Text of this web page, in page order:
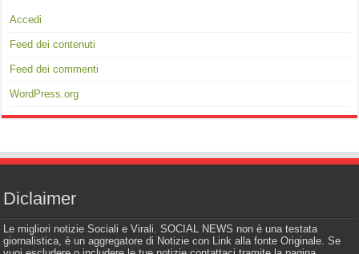
Accedi
Feed dei contenuti
Feed dei commenti
WordPress.org
Diclaimer
Le migliori notizie Sociali e Virali. SOCIAL NEWS non è una testata
giornalistica, è un aggregatore di Notizie con Link alla fonte Originale. Se